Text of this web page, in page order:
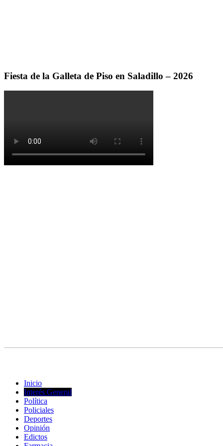
Fiesta de la Galleta de Piso en Saladillo – 2026
Inicio
Interés General
Política
Policiales
Deportes
Opinión
Edictos